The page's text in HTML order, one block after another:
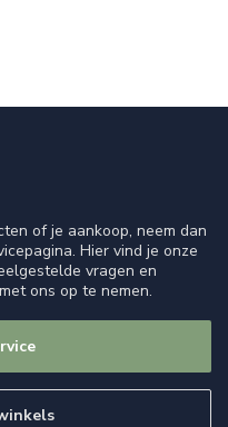
of je aankoop, neem dan
Hier vind je onze
vragen en
ons op te nemen.